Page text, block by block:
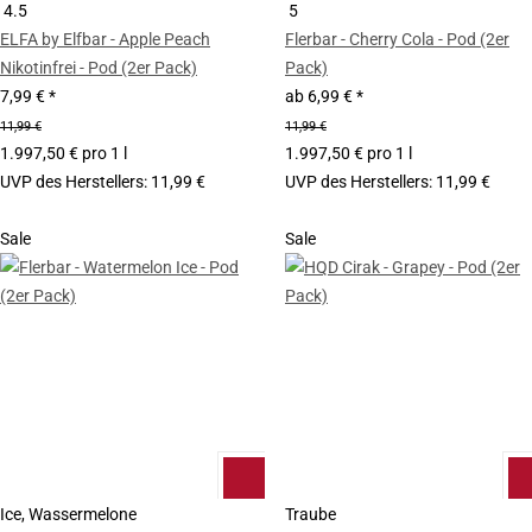
4.5
ELFA by Elfbar - Apple Peach
Nikotinfrei - Pod (2er Pack)
7,99 €*
11,99 €
1.997,50 € pro 1 l
UVP des Herstellers: 11,99 €
5
Flerbar - Cherry Cola - Pod (2er
Pack)
ab 6,99 €*
11,99 €
1.997,50 € pro 1 l
UVP des Herstellers: 11,99 €
Sale
Ice, Wassermelone
Sale
Traube